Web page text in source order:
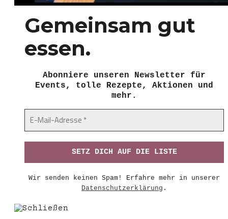
Gemeinsam gut
essen.
Abonniere unseren Newsletter für
Events, tolle Rezepte, Aktionen und
mehr.
Wir senden keinen Spam! Erfahre mehr in unserer
Datenschutzerklärung .